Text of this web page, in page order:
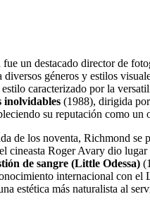
un destacado director de
diversos géneros y estilos
caracterizado por la
inolvidables (1988), dirigida
su reputación como un
de los noventa, Richmond se
cineasta Roger Avary dio lugar
de sangre (Little Odessa)
internacional con el
estética más naturalista al